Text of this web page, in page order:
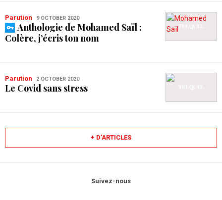
Parution 9 OCTOBER 2020
Anthologie de Mohamed Saïl :
Colère, j’écris ton nom
Parution 2 OCTOBER 2020
Le Covid sans stress
+ D’ARTICLES
Suivez-nous